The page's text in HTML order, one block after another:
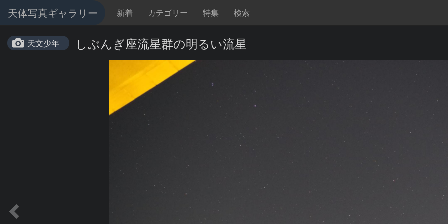
天体写真ギャラリー 新着 カテゴリー 特集 検索
天文少年 しぶんぎ座流星群の明るい流星